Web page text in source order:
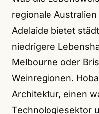
regionale
Adelaide bietet
niedrigere
Melbourne oder
Weinregionen.
Architektur, einen
Technologiesektor